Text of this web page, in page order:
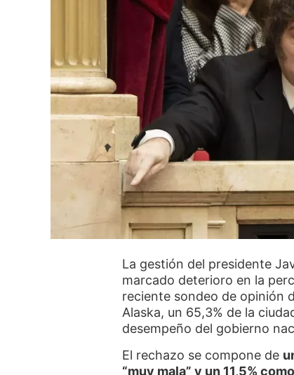
La gestión del presidente
marcado deterioro en la
reciente sondeo de opinión
Alaska, un 65,3% de la
desempeño del gobierno
El rechazo se compone de
“muy mala” y un 11,5%